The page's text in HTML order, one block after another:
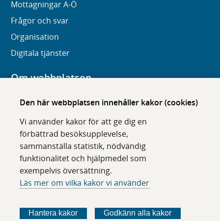
Den här webbplatsen innehåller kakor (cookies)
Vi använder kakor för att ge dig en
förbättrad besöksupplevelse,
sammanställa statistik, nödvändig
funktionalitet och hjälpmedel som
exempelvis översättning.
Läs mer om vilka kakor vi använder
Hantera kakor Godkänn alla kakor
Mottagningar A-Ö
Frågor och svar
Organisation
Digitala tjänster
Om webbplatsen
Om karolinska.se
Tillgänglighet
Om cookies
Följ oss i sociala medier
ö
l
ö
l
ö
l